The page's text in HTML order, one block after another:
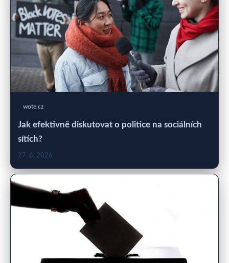
wote.cz
Jak efektivně diskutovat o politice na sociálních
sítích?
27. 6. 2026